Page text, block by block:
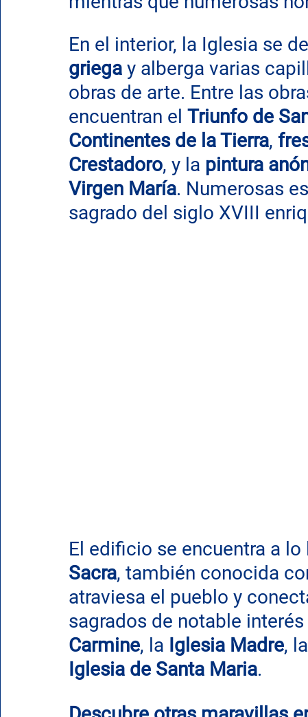
En el interior, la Iglesia se
griega y alberga varias
obras de arte. Entre las
encuentran el Triunfo de
Continentes de la Tierra,
Crestadoro, y la pintura
Virgen María. Numerosas
sagrado del siglo XVIII
El edificio se encuentra a
Sacra, también conocida
atraviesa el pueblo y
sagrados de notable
Carmine, la Iglesia Madre, la
Iglesia de Santa Maria.